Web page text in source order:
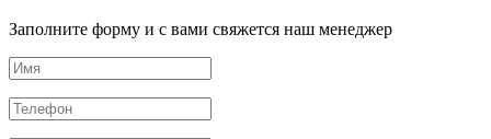
Заполните форму и с вами свяжется наш менеджер